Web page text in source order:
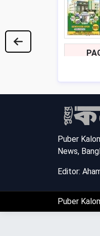
Puber
News,
Editor:
Puber